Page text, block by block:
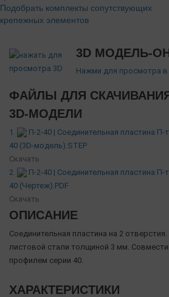
Подобрать комплекты сопутствующих
крепежных элементов
3D МОДЕЛЬ-
Нажми для просмотра в
ФАЙЛЫ ДЛЯ
3D-МОДЕЛИ
1.
П-2-40 | Соединительная пластина П-
40 (3D-модель).STEP
Скачать
2.
П-2-40 | Соединительная пластина П-
40 (Чертеж).PDF
Скачать
ОПИСАНИЕ
Соединительная пластина на 2
листовой стали толщиной 3 мм.
профилем серии 40.
ХАРАКТЕРИСТИКИ